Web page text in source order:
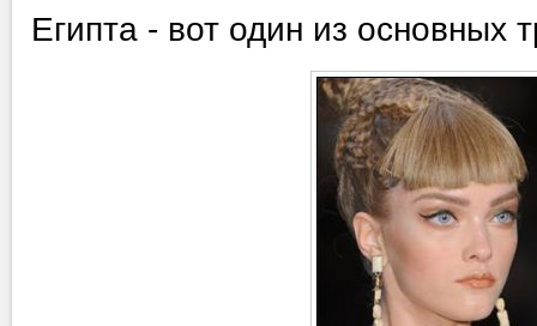
Египта - вот один из основных